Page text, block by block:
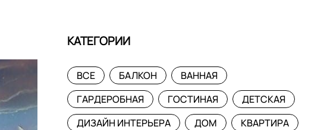
КАТЕГОРИИ
ВСЕ БАЛКОН
ВАННАЯ
ГАРДЕРОБНАЯ
ГОСТИНАЯ
ДЕТСКАЯ
ДИЗАЙН ИНТЕРЬЕРА
ДОМ
КВАРТИРА